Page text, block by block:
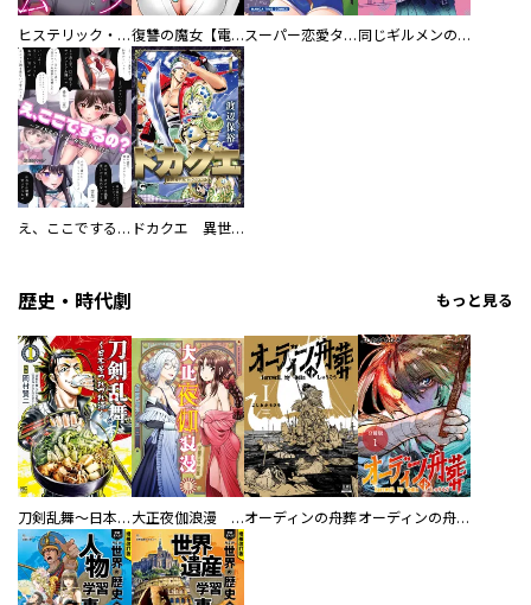
ヒステリック・ハーレム～搾られる男と堕ちる女～【電子単行本版】 復讐の魔女【電子単行本版】 スーパー恋愛タイム！～現場でドＳな彼女は自宅でデレる～ 同じギルメンの声が好き
え、ここでするの？ アイドルのファンが知らない日常 ドカクエ 異世界ドカコッククエスト
歴史・時代劇 もっと見る
刀剣乱舞～日本号つれづれ酒～ 大正夜伽浪漫 －金曜日の花嫁—オーディンの舟葬 オーディンの舟葬 分冊版